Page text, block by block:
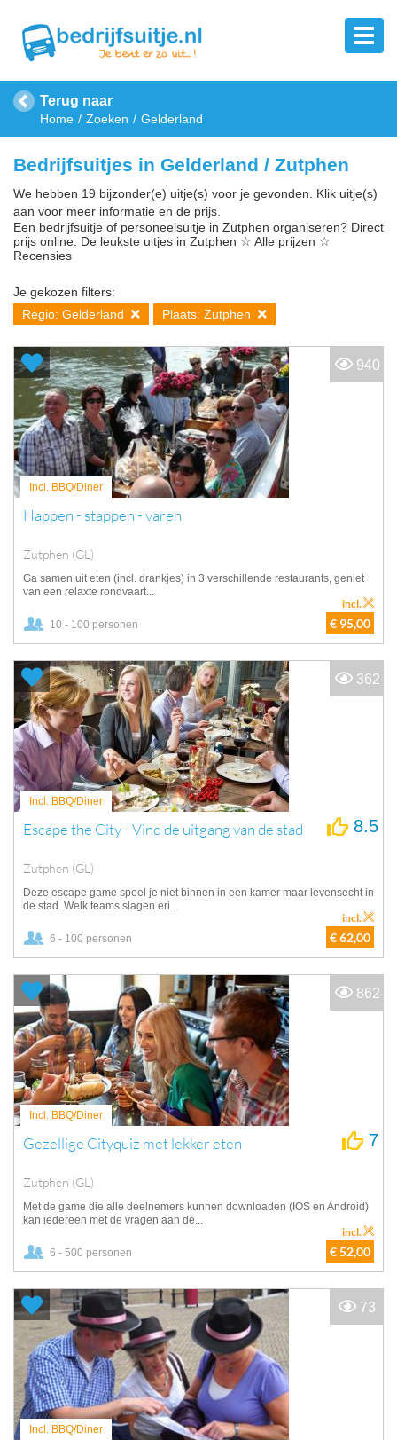
Terug naar
Home Zoeken Gelderland
Bedrijfsuitjes in Gelderland / Zutphen
We hebben 19 bijzonder(e) uitje(s) voor je gevonden. Klik uitje(s)
aan voor meer informatie en de prijs.
Een bedrijfsuitje of personeelsuitje in Zutphen organiseren? Direct
prijs online. De leukste uitjes in Zutphen ☆ Alle prijzen ☆
Recensies
Je gekozen filters:
Regio: Gelderland
Plaats: Zutphen
Incl. BBQ/Diner
Happen - stappen - varen
Zutphen (GL)
Ga samen uit eten (incl. drankjes) in 3 verschillende restaurants, geniet
van een relaxte rondvaart...
10 - 100 personen € 95,00
incl.
940
Incl. BBQ/Diner
Escape the City - Vind de uitgang van de stad
Zutphen (GL)
8.5
Deze escape game speel je niet binnen in een kamer maar levensecht in
de stad. Welk teams slagen eri...
6 - 100 personen € 62,00
incl.
362
Incl. BBQ/Diner
Gezellige Cityquiz met lekker eten
Zutphen (GL)
7
Met de game die alle deelnemers kunnen downloaden (IOS en Android)
kan iedereen met de vragen aan de...
6 - 500 personen € 52,00
incl.
862
Incl. BBQ/Diner
73